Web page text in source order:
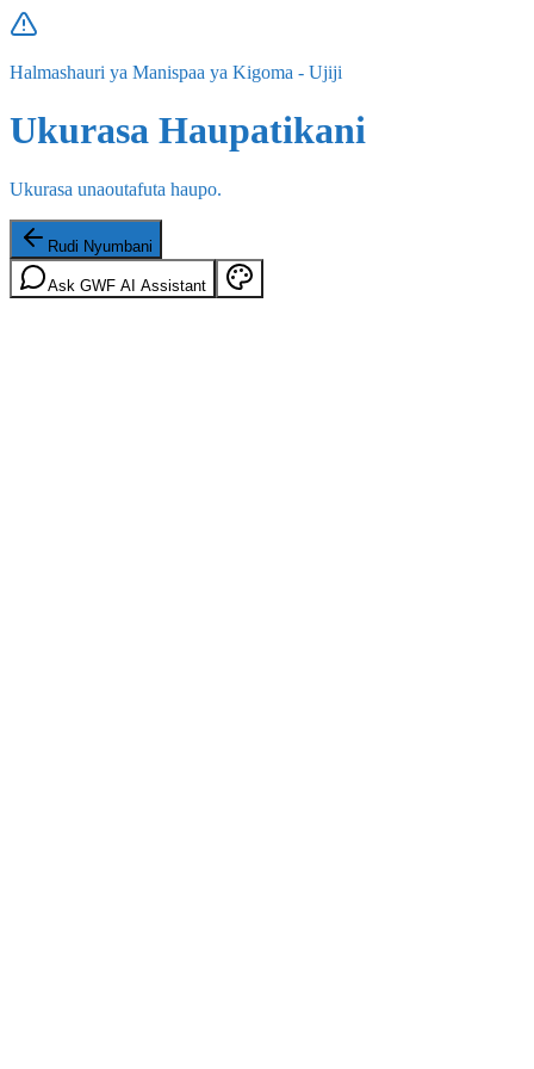
Halmashauri ya Manispaa ya Kigoma - Ujiji
Ukurasa Haupatikani
Ukurasa unaoutafuta haupo.
Rudi Nyumbani
Ask GWF AI Assistant